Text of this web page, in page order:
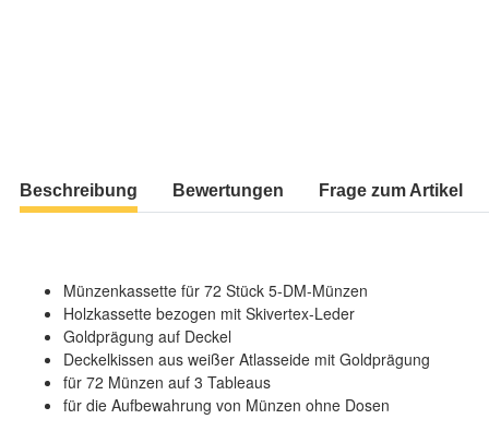
Beschreibung Bewertungen Frage zum Artikel
Münzenkassette für 72 Stück 5-DM-Münzen
Holzkassette bezogen mit Skivertex-Leder
Goldprägung auf Deckel
Deckelkissen aus weißer Atlasseide mit Goldprägung
für 72 Münzen auf 3 Tableaus
für die Aufbewahrung von Münzen ohne Dosen